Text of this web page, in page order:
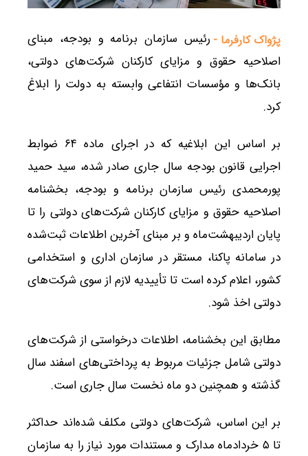
پژواک کارفرما - رئیس سازمان برنامه و بودجه، مبنای
اصلاحیه حقوق و مزایای کارکنان شرکت‌های دولتی،
بانک‌ها و مؤسسات انتفاعی وابسته به دولت را ابلاغ
کرد.
بر اساس این ابلاغیه که در اجرای ماده ۶۴ ضوابط
اجرایی قانون بودجه سال جاری صادر شده، سید حمید
پورمحمدی رئیس سازمان برنامه و بودجه، بخشنامه
اصلاحیه حقوق و مزایای کارکنان شرکت‌های دولتی را تا
پایان اردیبهشت‌ماه و بر مبنای آخرین اطلاعات ثبت‌شده
در سامانه پاکنا، مستقر در سازمان اداری و استخدامی
کشور، اعلام کرده است تا تأییدیه لازم از سوی شرکت‌های
دولتی اخذ شود.
مطابق این بخشنامه، اطلاعات درخواستی از شرکت‌های
دولتی شامل جزئیات مربوط به پرداختی‌های اسفند سال
گذشته و همچنین دو ماه نخست سال جاری است.
بر این اساس، شرکت‌های دولتی مکلف شده‌اند حداکثر
تا ۵ خردادماه مدارک و مستندات مورد نیاز را به سازمان